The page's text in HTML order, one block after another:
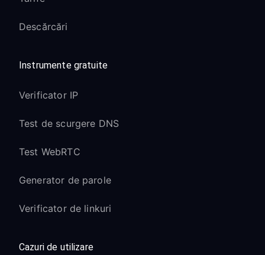
Descărcări
Instrumente gratuite
Verificator IP
Test de scurgere DNS
Test WebRTC
Generator de parole
Verificator de linkuri
Cazuri de utilizare